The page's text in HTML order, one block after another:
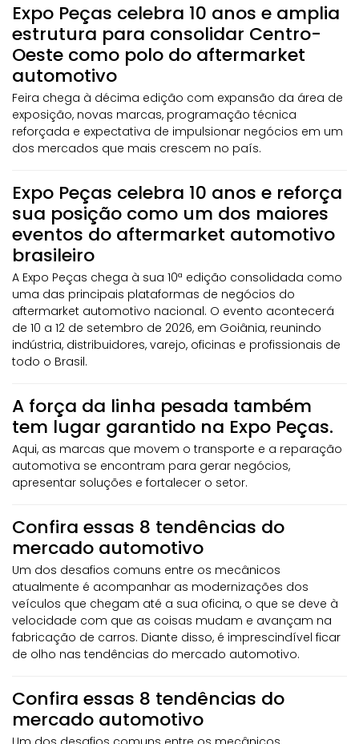
Expo Peças celebra 10 anos e amplia
estrutura para consolidar Centro-
Oeste como polo do aftermarket
automotivo
Feira chega à décima edição com expansão da área de
exposição, novas marcas, programação técnica
reforçada e expectativa de impulsionar negócios em um
dos mercados que mais crescem no país.
Expo Peças celebra 10 anos e reforça
sua posição como um dos maiores
eventos do aftermarket automotivo
brasileiro
A Expo Peças chega à sua 10ª edição consolidada como
uma das principais plataformas de negócios do
aftermarket automotivo nacional. O evento acontecerá
de 10 a 12 de setembro de 2026, em Goiânia, reunindo
indústria, distribuidores, varejo, oficinas e profissionais de
todo o Brasil.
A força da linha pesada também
tem lugar garantido na Expo Peças.
Aqui, as marcas que movem o transporte e a reparação
automotiva se encontram para gerar negócios,
apresentar soluções e fortalecer o setor.
Confira essas 8 tendências do
mercado automotivo
Um dos desafios comuns entre os mecânicos
atualmente é acompanhar as modernizações dos
veículos que chegam até a sua oficina, o que se deve à
velocidade com que as coisas mudam e avançam na
fabricação de carros. Diante disso, é imprescindível ficar
de olho nas tendências do mercado automotivo.
Confira essas 8 tendências do
mercado automotivo